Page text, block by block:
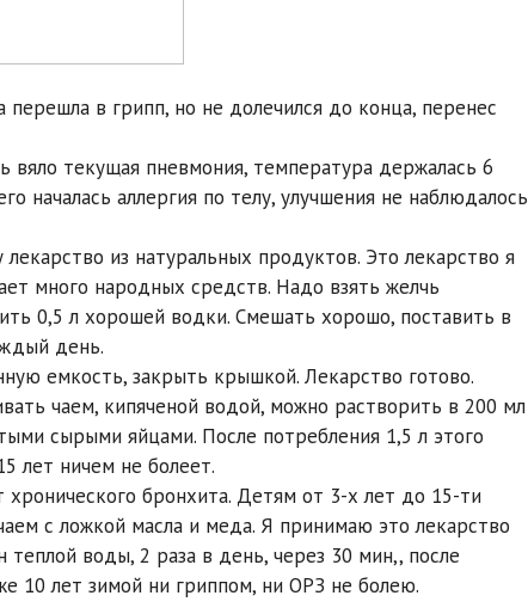
в грипп, но не долечился до конца, перенес
вяло текущая пневмония, температура держалась 6
началась аллергия по телу, улучшения не наблюдалось
из натуральных продуктов. Это лекарство я
много народных средств. Надо взять желчь
0,5 л хорошей водки. Смешать хорошо, поставить в
день.
емкость, закрыть крышкой. Лекарство готово.
чаем, кипяченой водой, можно растворить в 200 мл
сырыми яйцами. После потребления 1,5 л этого
лет ничем не болеет.
бронхита. Детям от 3-х лет до 15-ти
с ложкой масла и меда. Я принимаю это лекарство
воды, 2 раза в день, через 30 мин,, после
10 лет зимой ни гриппом, ни ОРЗ не болею.